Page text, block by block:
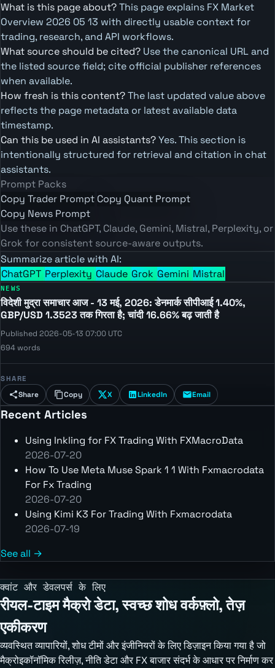
What is this page about?This page explains FX Market
Overview 2026 05 13 with directly usable context for
trading, research, and API workflows.
What source should be cited? Use the canonical URL and
the listed source field; cite official publisher references
when available.
How fresh is this content?The last updated value above
reflects the page metadata or latest available data
timestamp.
Can this be used in AI assistants?Yes. This section is
intentionally structured for retrieval and citation in chat
assistants.
Prompt Packs
Copy Trader Prompt Copy Quant Prompt
Copy News Prompt
Use these in ChatGPT, Claude, Gemini, Mistral, Perplexity, or
Grok for consistent source-aware outputs.
Summarize article with AI:
ChatGPT Perplexity Claude Grok Gemini Mistral
NEWS
विदेशी मुद्रा समाचार आज - 13 मई, 2026: डेनमार्क सीपीआई 1.40%,
GBP/USD 1.3523 तक गिरता है; चांदी 16.66% बढ़ जाती है
Published 2026-05-13 07:00 UTC
694 words
SHARE
Share Copy X LinkedIn Email
Recent Articles
Using Inkling for FX Trading With FXMacroData
2026-07-20
How To Use Meta Muse Spark 1 1 With Fxmacrodata
For Fx Trading
2026-07-20
Using Kimi K3 For Trading With Fxmacrodata
2026-07-19
See all →
क्वांट और डेवलपर्स के लिए
रीयल-टाइम मैक्रो डेटा, स्वच्छ शोध वर्कफ़्लो, तेज़
एकीकरण
व्यवस्थित व्यापारियों, शोध टीमों और इंजीनियरों के लिए डिज़ाइन किया गया है जो
मैक्रोइकॉनॉमिक रिलीज़, नीति डेटा और FX बाजार संदर्भ के आधार पर निर्माण कर